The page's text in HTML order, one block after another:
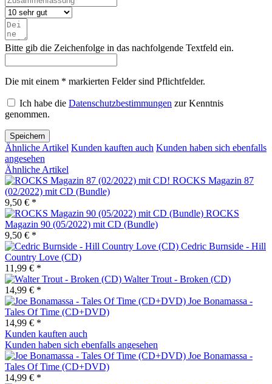
Bitte gib die Zeichenfolge in das nachfolgende Textfeld ein.
Die mit einem * markierten Felder sind Pflichtfelder.
Ich habe die Datenschutzbestimmungen zur Kenntnis
genommen.
Speichern
Ähnliche Artikel Kunden kauften auch Kunden haben sich ebenfalls
angesehen
Ähnliche Artikel
ROCKS Magazin 87
(02/2022) mit CD (Bundle)
9,50 € *
ROCKS
Magazin 90 (05/2022) mit CD (Bundle)
9,50 € *
Cedric Burnside - Hill
Country Love (CD)
11,99 € *
Walter Trout - Broken (CD)
14,99 € *
Joe Bonamassa -
Tales Of Time (CD+DVD)
14,99 € *
Kunden kauften auch
Kunden haben sich ebenfalls angesehen
Joe Bonamassa -
Tales Of Time (CD+DVD)
14,99 € *